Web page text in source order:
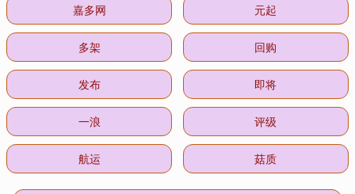
嘉多网 元起
多架 回购
发布 即将
一浪 评级
航运 菇质